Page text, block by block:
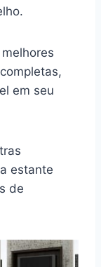
em seu
estante
de